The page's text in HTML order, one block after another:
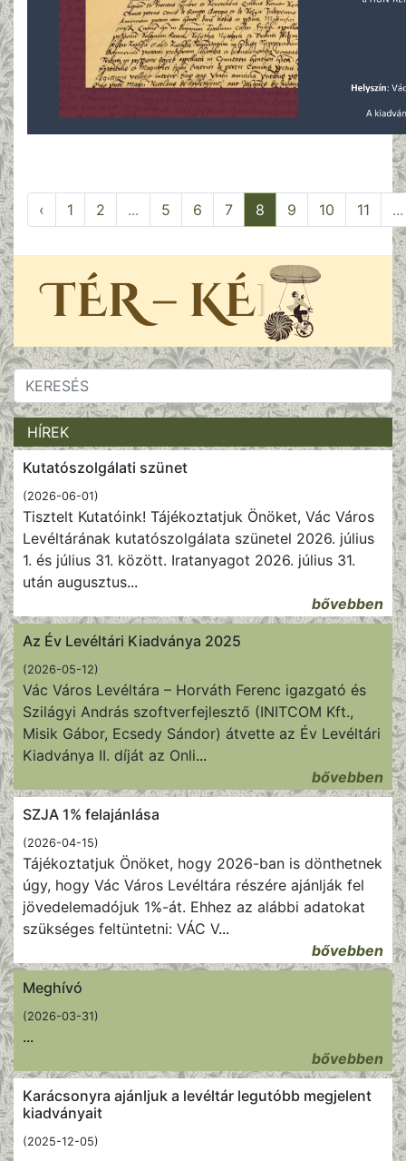
HÍREK
Kutatószolgálati szünet
(2026-06-01)
Tisztelt Kutatóink! Tájékoztatjuk Önöket, Vác Város
Levéltárának kutatószolgálata szünetel 2026. július
1. és július 31. között. Iratanyagot 2026. július 31.
után augusztus...
bővebben
Az Év Levéltári Kiadványa 2025
(2026-05-12)
Vác Város Levéltára – Horváth Ferenc igazgató és
Szilágyi András szoftverfejlesztő (INITCOM Kft.,
Misik Gábor, Ecsedy Sándor) átvette az Év Levéltári
Kiadványa II. díját az Onli...
bővebben
SZJA 1% felajánlása
(2026-04-15)
Tájékoztatjuk Önöket, hogy 2026-ban is dönthetnek
úgy, hogy Vác Város Levéltára részére ajánlják fel
jövedelemadójuk 1%-át. Ehhez az alábbi adatokat
szükséges feltüntetni: VÁC V...
bővebben
Meghívó
(2026-03-31)
...
bővebben
Karácsonyra ajánljuk a levéltár legutóbb megjelent
kiadványait
(2025-12-05)
‹ 1 2 ... 5 6 7 8 9 10 11 ...